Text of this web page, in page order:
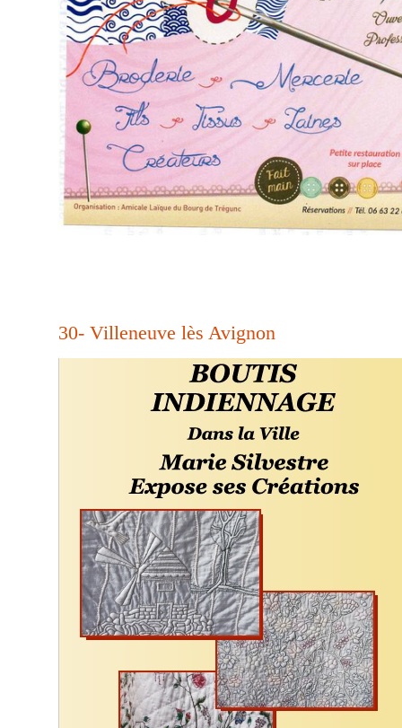
30- Villeneuve lès Avignon